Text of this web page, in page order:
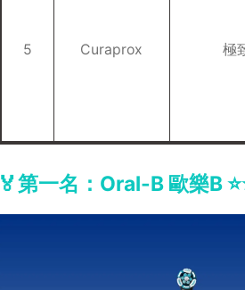
5 Curaprox 極
🏅️第一名：Oral-B 歐樂B